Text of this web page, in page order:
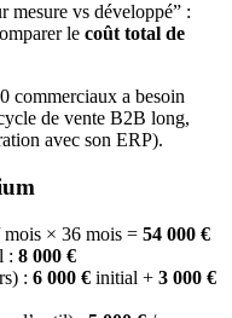
mesure vs développé” :
le coût total de
commerciaux a besoin
de vente B2B long,
avec son ERP).
× 36 mois = 54 000 €
: 8 000 €
: 6 000 € initial + 3 000 €